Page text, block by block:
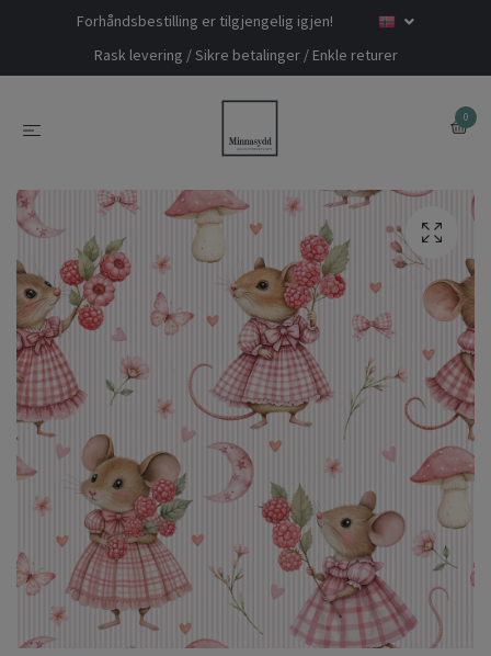
Forhåndsbestilling er tilgjengelig igjen!
Rask levering / Sikre betalinger / Enkle returer
0